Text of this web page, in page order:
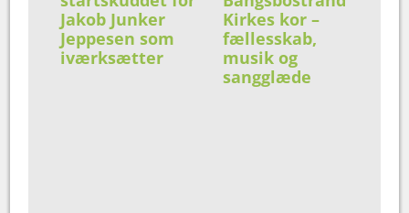
Jakob Junker
Jeppesen som
iværksætter
Kirkes kor –
fællesskab,
musik og
sangglæde